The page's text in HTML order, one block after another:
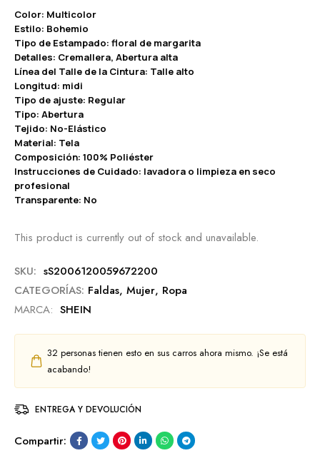
Color: Multicolor
Estilo: Bohemio
Tipo de Estampado: floral de margarita
Detalles: Cremallera, Abertura alta
Línea del Talle de la Cintura: Talle alto
Longitud: midi
Tipo de ajuste: Regular
Tipo: Abertura
Tejido: No-Elástico
Material: Tela
Composición: 100% Poliéster
Instrucciones de Cuidado: lavadora o limpieza en seco
profesional
Transparente: No
This product is currently out of stock and unavailable.
SKU: sS2006120059672200
CATEGORÍAS: Faldas, Mujer, Ropa
MARCA: SHEIN
32 personas tienen esto en sus carros ahora mismo. ¡Se está
acabando!
ENTREGA Y DEVOLUCIÓN
Compartir: